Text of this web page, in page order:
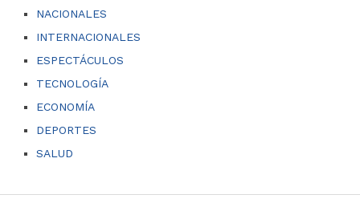
NACIONALES
INTERNACIONALES
ESPECTÁCULOS
TECNOLOGÍA
ECONOMÍA
DEPORTES
SALUD